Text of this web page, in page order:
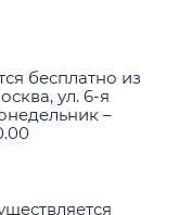
бесплатно из
ул. 6-я
–